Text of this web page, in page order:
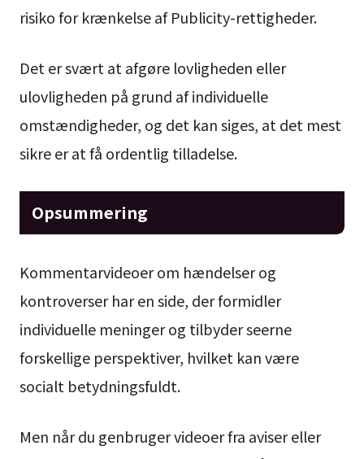
risiko for krænkelse af Publicity-rettigheder.
Det er svært at afgøre lovligheden eller
ulovligheden på grund af individuelle
omstændigheder, og det kan siges, at det mest
sikre er at få ordentlig tilladelse.
Opsummering
Kommentarvideoer om hændelser og
kontroverser har en side, der formidler
individuelle meninger og tilbyder seerne
forskellige perspektiver, hvilket kan være
socialt betydningsfuldt.
Men når du genbruger videoer fra aviser eller